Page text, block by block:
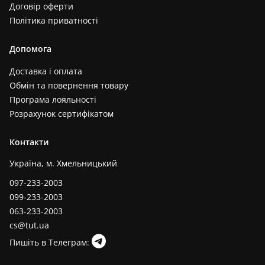
Договір оферти
Політика приватності
Допомога
Доставка і оплата
Обмін та повернення товару
Програма лояльності
Розрахунок сертифікатом
Контакти
Україна, м. Хмельницький
097-233-2003
099-233-2003
063-233-2003
cs@tut.ua
Пишіть в Телеграм: